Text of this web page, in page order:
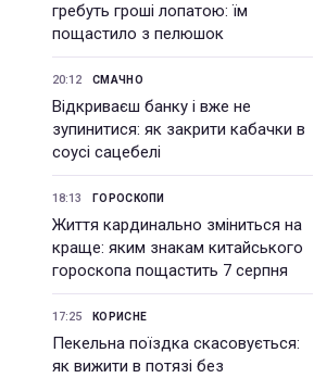
гребуть гроші лопатою: їм
пощастило з пелюшок
20:12 СМАЧНО
Відкриваєш банку і вже не
зупинитися: як закрити кабачки в
соусі сацебелі
18:13 ГОРОСКОПИ
Життя кардинально зміниться на
краще: яким знакам китайського
гороскопа пощастить 7 серпня
17:25 КОРИСНЕ
Пекельна поїздка скасовується:
як вижити в потязі без